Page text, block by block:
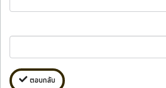
ตอบกลับ